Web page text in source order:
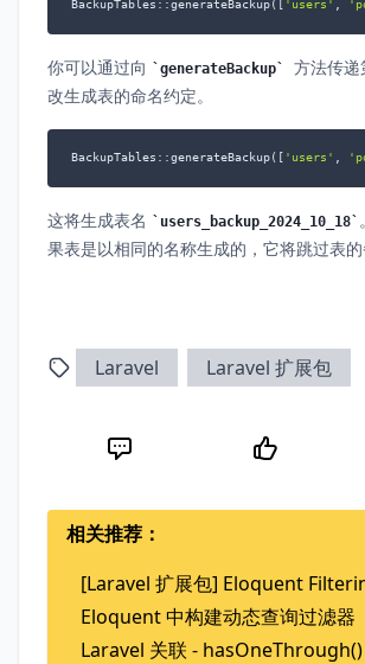
BackupTables::generateBackup([ 'users' ,
你可以通过向 generateBackup
方法传递
改生成表的命名约定。
BackupTables::generateBackup([ 'users' ,
这将生成表名 users_backup_2024_10_18
果表是以相同的名称生成的，它将跳过表的
Laravel Laravel 扩展包
相关推荐：
[Laravel 扩展包] Eloquent
Eloquent 中构建动态查询过滤器
Laravel 关联 - hasOneThrough()